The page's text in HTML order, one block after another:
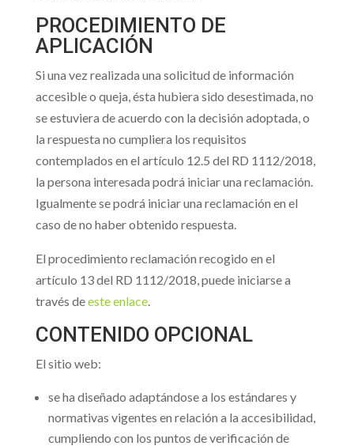
PROCEDIMIENTO DE
APLICACIÓN
Si una vez realizada una solicitud de información
accesible o queja, ésta hubiera sido desestimada, no
se estuviera de acuerdo con la decisión adoptada, o
la respuesta no cumpliera los requisitos
contemplados en el artículo 12.5 del RD 1112/2018,
la persona interesada podrá iniciar una reclamación.
Igualmente se podrá iniciar una reclamación en el
caso de no haber obtenido respuesta.
El procedimiento reclamación recogido en el
artículo 13 del RD 1112/2018, puede iniciarse a
través deeste enlace.
CONTENIDO OPCIONAL
El sitio web:
se ha diseñado adaptándose a los estándares y
normativas vigentes en relación a la accesibilidad,
cumpliendo con los puntos de verificación de